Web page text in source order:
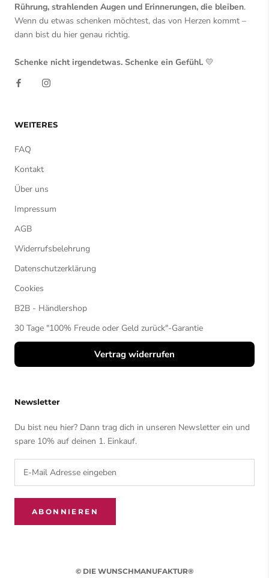
Rührung, strahlenden Augen und Erinnerungen, die bleiben.
Wenn du etwas schenken möchtest, das von Herzen kommt –
dann bist du hier genau richtig.
Schenke nicht irgendetwas. Schenke ein Gefühl. 💛
WEITERES
FAQ
Kontakt
Über uns
Impressum
AGB
Widerrufsbelehrung
Datenschutzerklärung
Cookies
B2B - Händlershop
30 Tage "100% Freude oder Geld zurück"-Garantie
Vertrag widerrufen
Newsletter
Du bist neu hier? Dann trag dich in unseren Newsletter ein und
spare 10% auf deinen 1. Einkauf.
ABONNIEREN
© DIE WUNSCHMANUFAKTUR®